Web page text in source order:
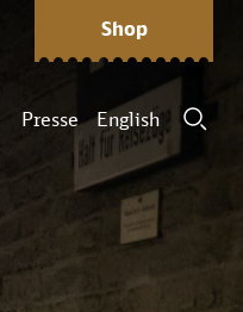
Presse English
Shop